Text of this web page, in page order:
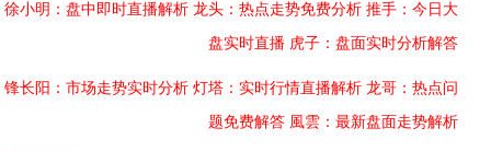
徐小明：盘中即时直播解析 龙头：热点走势免费分析 推手：今日大
盘实时直播 虎子：盘面实时分析解答
锋长阳：市场走势实时分析 灯塔：实时行情直播解析 龙哥：热点问
题免费解答 風雲：最新盘面走势解析